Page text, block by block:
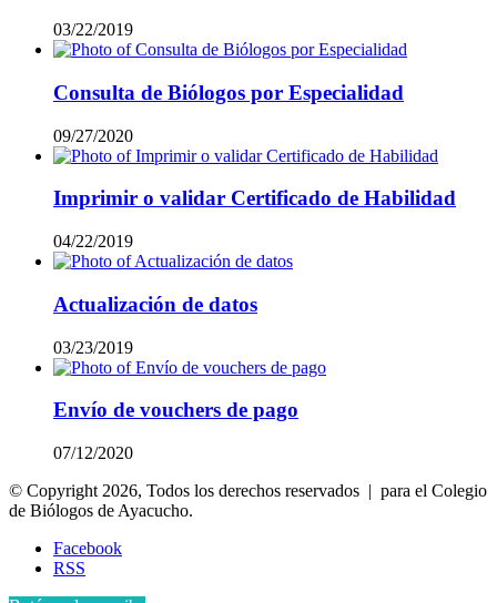
03/22/2019
Consulta de Biólogos por Especialidad
09/27/2020
Imprimir o validar Certificado de Habilidad
04/22/2019
Actualización de datos
03/23/2019
Envío de vouchers de pago
07/12/2020
© Copyright 2026, Todos los derechos reservados | para el Colegio
de Biólogos de Ayacucho.
Facebook
RSS